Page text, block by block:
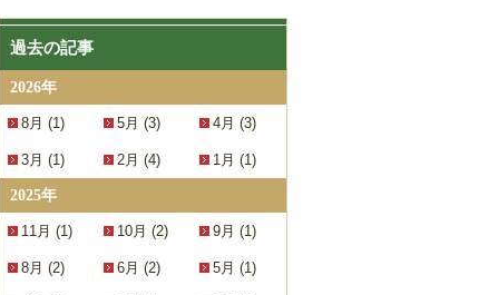
過去の記事
2026年
8月 (1) 5月 (3) 4月 (3)
3月 (1) 2月 (4) 1月 (1)
2025年
11月 (1) 10月 (2) 9月 (1)
8月 (2) 6月 (2) 5月 (1)